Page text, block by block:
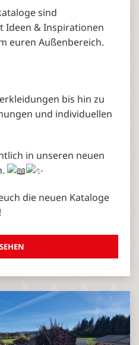
sind
& Inspirationen
euren Außenbereich.
bis hin zu
und individuellen
in unseren neuen
die neuen Kataloge